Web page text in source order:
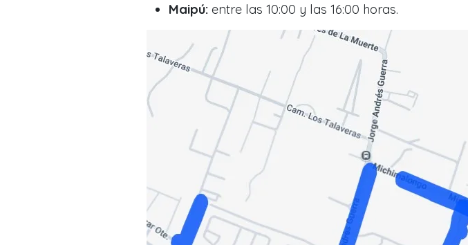
Maipú: entre las 10:00 y las 16:00 horas.